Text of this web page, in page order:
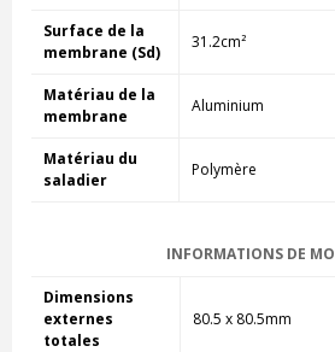
Surface de la
membrane (Sd)
31.2cm²
Matériau de la
membrane
Aluminium
Matériau du
saladier
Polymère
INFORMATIONS DE
Dimensions
externes
totales
80.5 x 80.5mm